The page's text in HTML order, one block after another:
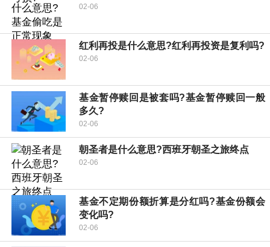
02-06
红利再投是什么意思?红利再投资是复利吗?
02-06
基金暂停赎回是被套吗?基金暂停赎回一般
多久?
02-06
朝圣者是什么意思?西班牙朝圣之旅终点
02-06
基金不定期份额折算是分红吗?基金份额会
变化吗?
02-06